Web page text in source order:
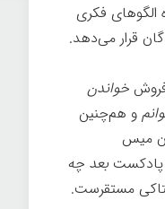
الگوهای فکری
قرار می‌دهد.
خواندن
و هم‌چنین
میس
پادکست بعد چه
مستقرست.